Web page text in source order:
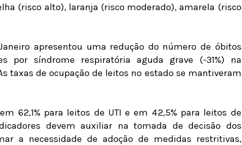
(risco alto), laranja (risco moderado), amarela (risco
apresentou uma redução do número de óbitos
por síndrome respiratória aguda grave (-31%) na
taxas de ocupação de leitos no estado se mantiveram
62,1% para leitos de UTI e em 42,5% para leitos de
devem auxiliar na tomada de decisão dos
a necessidade de adoção de medidas restritivas,